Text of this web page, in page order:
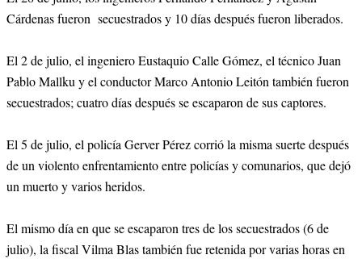
Cárdenas fueron secuestrados y 10 días después fueron liberados.
El 2 de julio, el ingeniero Eustaquio Calle Gómez, el técnico Juan
Pablo Mallku y el conductor Marco Antonio Leitón también fueron
secuestrados; cuatro días después se escaparon de sus captores.
El 5 de julio, el policía Gerver Pérez corrió la misma suerte después
de un violento enfrentamiento entre policías y comunarios, que dejó
un muerto y varios heridos.
El mismo día en que se escaparon tres de los secuestrados (6 de
julio), la fiscal Vilma Blas también fue retenida por varias horas en